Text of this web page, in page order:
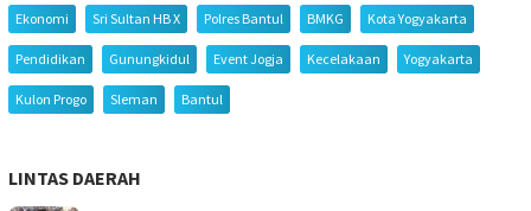
Ekonomi Sri Sultan HB X Polres Bantul BMKG Kota Yogyakarta
Pendidikan Gunungkidul Event Jogja Kecelakaan Yogyakarta
Kulon Progo Sleman Bantul
LINTAS DAERAH